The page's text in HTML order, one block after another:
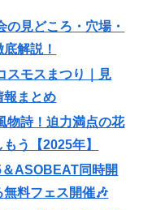
の見どころ・穴場・
解説！
スモスまつり｜見
報まとめ
物詩！迫力満点の花
う【2025年】
＆ASOBEAT同時開
料フェス開催🎶